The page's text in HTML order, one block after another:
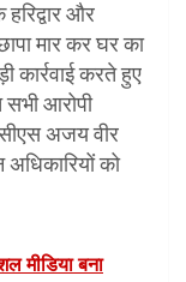
हरिद्वार और
मार कर घर का
कार्रवाई करते हुए
सभी आरोपी
अजय वीर
को
मीडिया बना